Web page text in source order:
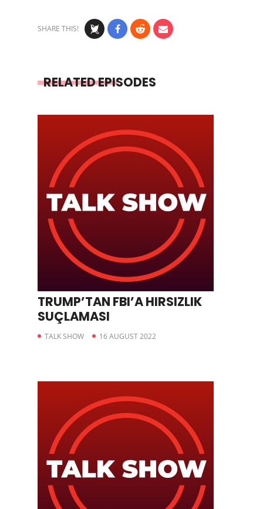
SHARE THIS!
RELATED EPISODES
TRUMP’TAN FBI’A HIRSIZLIK
SUÇLAMASI
TALK SHOW 16 AUGUST 2022